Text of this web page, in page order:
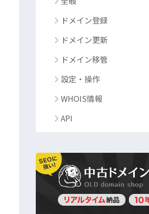
ドメイン登録
ドメイン更新
ドメイン移管
設定・操作
WHOIS情報
API